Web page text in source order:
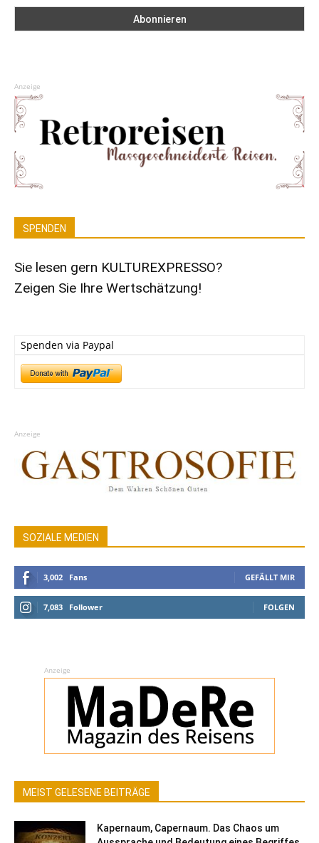
Anzeige
SPENDEN
Sie lesen gern KULTUREXPRESSO?
Zeigen Sie Ihre Wertschätzung!
Spenden via Paypal
Anzeige
SOZIALE MEDIEN
3,002 Fans GEFÄLLT MIR
7,083 Follower FOLGEN
Anzeige
MEIST GELESENE BEITRÄGE
Kapernaum, Capernaum. Das Chaos um